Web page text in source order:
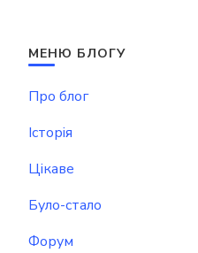
МЕНЮ БЛОГУ
Про блог
Історія
Цікаве
Було-стало
Форум